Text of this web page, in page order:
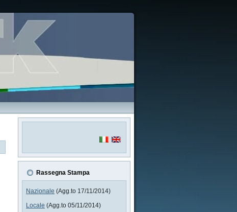
Rassegna Stampa
Nazionale (Agg.to 17/11/2014)
Locale (Agg.to 05/11/2014)